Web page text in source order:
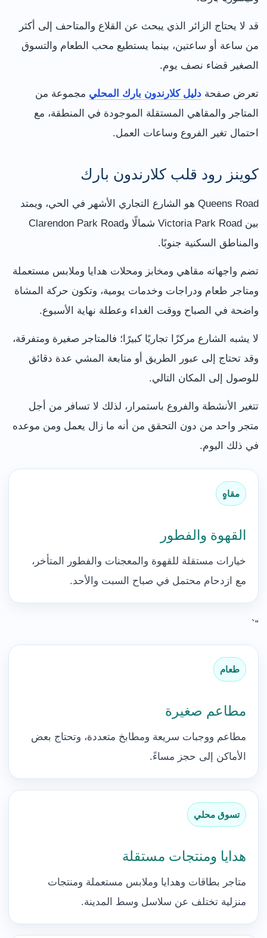
قد لا يحتاج الزائر الذي يبحث عن القلاع والمتاحف إلى أكثر
من ساعة أو ساعتين، بينما يستطيع محب الطعام والتسوق
الصغير قضاء نصف يوم.
تعرض صفحة دليل كلارندون بارك المحلي مجموعة من
المتاجر والمقاهي المستقلة الموجودة في المنطقة، مع
احتمال تغير الفروع وساعات العمل.
كوينز رود قلب كلارندون بارك
Queens Road هو الشارع التجاري الأشهر في الحي، ويمتد
بين Victoria Park Road شمالًا وClarendon Park Road
والمناطق السكنية جنوبًا.
تضم واجهاته مقاهي ومخابز ومحلات هدايا وملابس مستعملة
ومتاجر طعام ودراجات وخدمات يومية، وتكون حركة المشاة
واضحة في الصباح ووقت الغداء وعطلة نهاية الأسبوع.
لا يشبه الشارع مركزًا تجاريًا كبيرًا؛ فالمتاجر صغيرة ومتفرقة،
وقد تحتاج إلى عبور الطريق أو متابعة المشي عدة دقائق
للوصول إلى المكان التالي.
تتغير الأنشطة والفروع باستمرار، لذلك لا تسافر من أجل
متجر واحد من دون التحقق من أنه ما زال يعمل ومن موعده
في ذلك اليوم.
مقاهٍ
القهوة والفطور
خيارات مستقلة للقهوة والمعجنات والفطور المتأخر،
مع ازدحام محتمل في صباح السبت والأحد.
“`
طعام
مطاعم صغيرة
مطاعم ووجبات سريعة ومطابخ متعددة، وتحتاج بعض
الأماكن إلى حجز مساءً.
تسوق محلي
هدايا ومنتجات مستقلة
متاجر بطاقات وهدايا وملابس مستعملة ومنتجات
منزلية تختلف عن سلاسل وسط المدينة.